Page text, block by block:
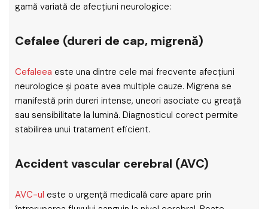
gamă variată de afecțiuni neurologice:
Cefalee (dureri de cap, migrenă)
Cefaleea este una dintre cele mai frecvente afecțiuni
neurologice și poate avea multiple cauze. Migrena se
manifestă prin dureri intense, uneori asociate cu greață
sau sensibilitate la lumină. Diagnosticul corect permite
stabilirea unui tratament eficient.
Accident vascular cerebral (AVC)
AVC-ul este o urgență medicală care apare prin